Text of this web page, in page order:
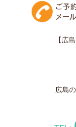
【広
広島